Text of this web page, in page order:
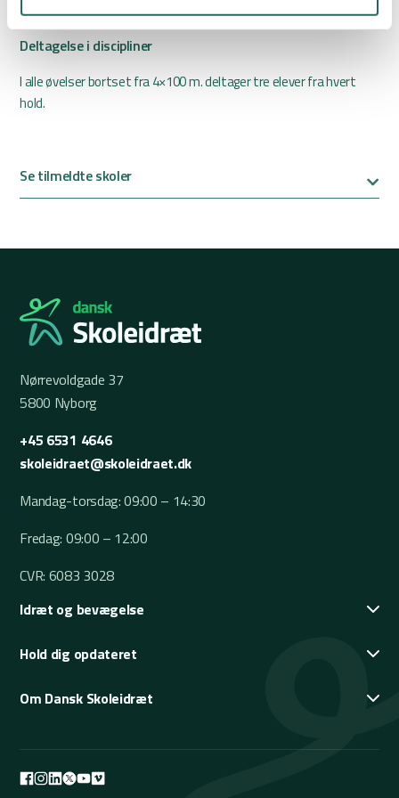
Derudover løbes 4 X 100 m. stafet.
Deltagelse i discipliner
I alle øvelser bortset fra 4×100 m. deltager tre elever fra hvert
hold.
Se tilmeldte skoler
Nørrevoldgade 37
5800 Nyborg
+45 6531 4646
skoleidraet@skoleidraet.dk
Mandag-torsdag: 09:00 – 14:30
Fredag: 09:00 – 12:00
CVR: 6083 3028
Idræt og bevægelse
Hold dig opdateret
Om Dansk Skoleidræt